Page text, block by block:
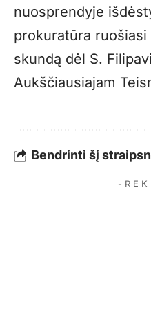
nuosprendyje
prokuratūra
skundą dėl S.
Aukščiausiajam
Bendrinti šį
- R E